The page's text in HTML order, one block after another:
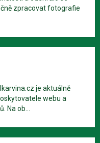
zpracovat fotografie
je aktuálně
webu a
Na ob...